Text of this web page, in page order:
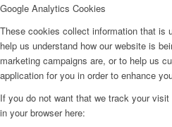
Google Analytics Cookies
These cookies collect information that is
help us understand how our website is
marketing campaigns are, or to help us
application for you in order to enhance
If you do not want that we track your
in your browser here: